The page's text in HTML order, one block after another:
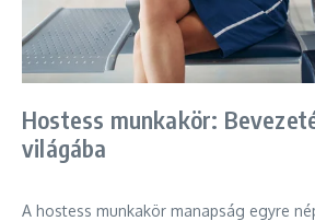
Hostess munkakör:
világába
A hostess munkakör manapság egyre